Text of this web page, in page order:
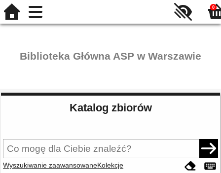
0
Biblioteka Główna ASP w Warszawie
Katalog zbiorów
Wyszukiwanie zaawansowaneKolekcje